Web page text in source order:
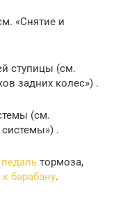
«Снятие и
ступицы (см.
задних колес») .
(см.
.
тормоза,
барабану.